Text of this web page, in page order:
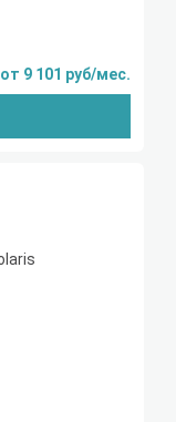
от 9 101 руб/мес.